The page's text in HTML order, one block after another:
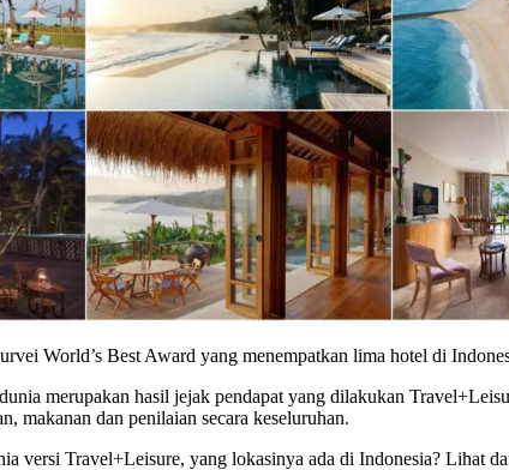
World’s Best Award yang menempatkan lima hotel di
merupakan hasil jejak pendapat yang dilakukan
makanan dan penilaian secara keseluruhan.
versi Travel+Leisure, yang lokasinya ada di Indonesia? Lihat